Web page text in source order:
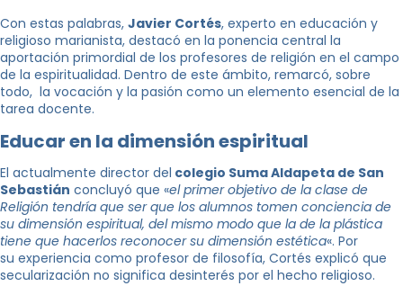
Con estas palabras, Javier Cortés, experto en educación y
religioso marianista, destacó en la ponencia central la
aportación primordial de los profesores de religión en el campo
de la espiritualidad. Dentro de este ámbito, remarcó, sobre
todo, la vocación y la pasión como un elemento esencial de la
tarea docente.
Educar en la dimensión espiritual
El actualmente director del colegio Suma Aldapeta de San
Sebastián concluyó que «el primer objetivo de la clase de
Religión tendría que ser que los alumnos tomen conciencia de
su dimensión espiritual, del mismo modo que la de la plástica
tiene que hacerlos reconocer su dimensión estética«. Por
su experiencia como profesor de filosofía, Cortés explicó que
secularización no significa desinterés por el hecho religioso.